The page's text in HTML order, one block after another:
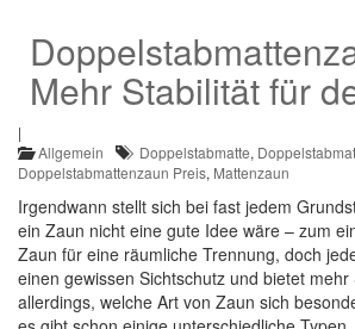
Mehr Stabilität für
|
Allgemein
Doppelstabmatte,
Doppelstabmattenzaun Preis, Mattenzaun
Irgendwann stellt sich bei fast jedem
ein Zaun nicht eine gute Idee wäre – zum
Zaun für eine räumliche Trennung, doch
einen gewissen Sichtschutz und bietet
allerdings, welche Art von Zaun sich